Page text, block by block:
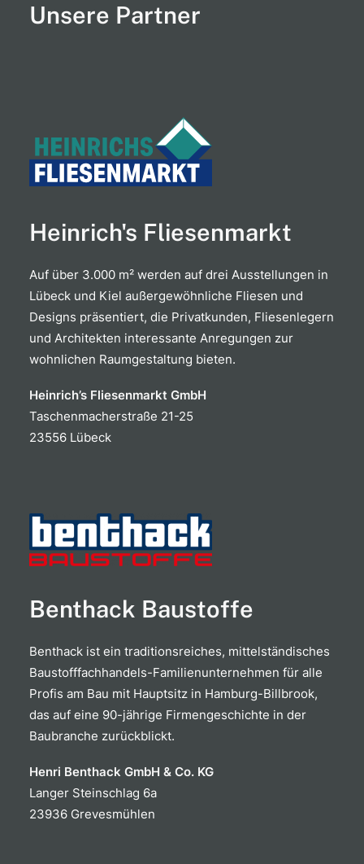
Unsere Partner
Heinrich's Fliesenmarkt
Auf über 3.000 m² werden auf drei Ausstellungen in
Lübeck und Kiel außergewöhnliche Fliesen und
Designs präsentiert, die Privatkunden, Fliesenlegern
und Architekten interessante Anregungen zur
wohnlichen Raumgestaltung bieten.
Heinrich’s Fliesenmarkt GmbH
Taschenmacherstraße 21-25
23556 Lübeck
Benthack Baustoffe
Benthack ist ein traditions­reiches, mittel­ständisches
Baustoff­fachhandels-Familien­unternehmen für alle
Profis am Bau mit Hauptsitz in Hamburg-Billbrook,
das auf eine 90-jährige Firmen­geschichte in der
Baubranche zurückblickt.
Henri Benthack GmbH & Co. KG
Langer Steinschlag 6a
23936 Grevesmühlen